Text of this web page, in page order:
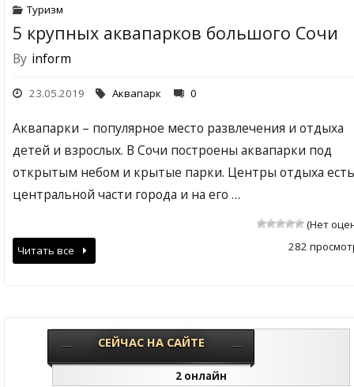
Туризм
5 крупных аквапарков большого Сочи
By inform
23.05.2019 Аквапарк 0
Аквапарки – популярное место развлечения и отдыха
детей и взрослых. В Сочи построены аквапарки под
открытым небом и крытые парки. Центры отдыха
центральной части города и на его …
(Нет
282
Читать все
СЕЙЧАС НА САЙТЕ
2 онлайн